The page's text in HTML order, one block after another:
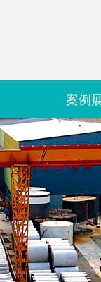
案例